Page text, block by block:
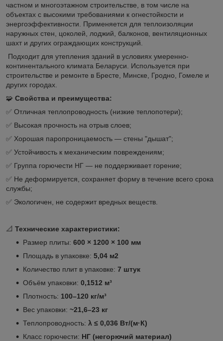
частном и многоэтажном строительстве, в том числе на
объектах с высокими требованиями к огнестойкости и
энергоэффективности. Применяется для теплоизоляции
наружных стен, цоколей, лоджий, балконов, вентиляционных
шахт и других ограждающих конструкций.
Подходит для утепления зданий в условиях умеренно-
континентального климата Беларуси. Используется при
строительстве и ремонте в Бресте, Минске, Гродно, Гомеле и
других городах.
🧩 Свойства и преимущества:
✅ Отличная теплопроводность (низкие теплопотери);
✅ Высокая прочность на отрыв слоев;
✅ Хорошая паропроницаемость — стены "дышат";
✅ Устойчивость к механическим повреждениям;
✅ Группа горючести НГ — не поддерживает горение;
✅ Не деформируется, сохраняет форму в течение всего срока
службы;
✅ Экологичен, не содержит вредных веществ.
📐 Технические характеристики:
Размер плиты: 600 × 1200 × 100 мм
Площадь в упаковке: 5,04 м2
Количество плит в упаковке: 7 штук
Объём упаковки: 0,1512 м³
Плотность: 100–120 кг/м³
Вес упаковки: ~21,6–23 кг
Теплопроводность: λ ≤ 0,036 Вт/(м·К)
Класс горючести: НГ (негорючий материал)